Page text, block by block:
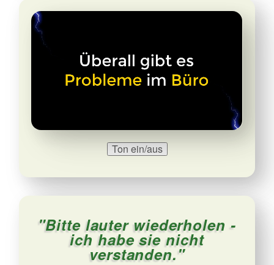
Ton ein/aus
"Bitte lauter wiederholen -
ich habe sie nicht
verstanden."